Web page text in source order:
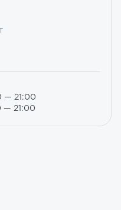
— 21:00
— 21:00